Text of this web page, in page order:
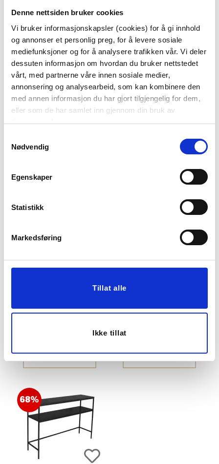
Denne nettsiden bruker cookies
Vi bruker informasjonskapsler (cookies) for å gi innhold
og annonser et personlig preg, for å levere sosiale
mediefunksjoner og for å analysere trafikken vår. Vi deler
dessuten informasjon om hvordan du bruker nettstedet
vårt, med partnerne våre innen sosiale medier,
annonsering og analysearbeid, som kan kombinere den
med annen informasjon du har gjort tilgjengelig for dem,
eller som de har samlet inn gjennom din bruk av
tjenestene deres.
Nødvendig
Egenskaper
Statistikk
Markedsføring
Tillat alle
Ikke tillat
Passer med
KORT SO HAPPY FOR
KORT I APPRECIATE
PUTETREKK TEDDY
KJØP
DUFTLYS DIS SIBERIA
KJØP
68%